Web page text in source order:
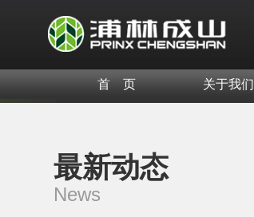
首 页 关于我们
最新动态
News